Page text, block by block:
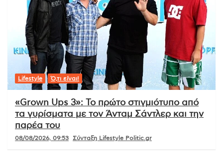
Lifestyle Ό,τι είναι!
«Grown Ups 3»: Το πρώτο στιγμιότυπο από
τα γυρίσματα με τον Άνταμ Σάντλερ και την
παρέα του
08/08/2026, 09:53 Σύνταξη Lifestyle Politic.gr